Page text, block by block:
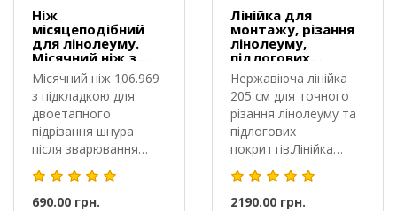
Ніж
місяцеподібний
для лінолеуму.
Місячний ніж з
підкладкою для
монтажу
лінолеуму
Місячний ніж 106.969
з підкладкою для
двоетапного
підрізання шнура
після зварювання
лінолеуму.Профес..
690.00 грн.
Лінійка для
монтажу, різання
лінолеуму,
підлогових
покриттів 205 см
Нержавіюча лінійка
205 см для точного
різання лінолеуму та
підлогових
покриттів.Лінійка
застосовуєть..
2190.00 грн.